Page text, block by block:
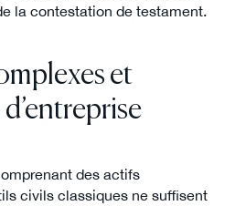
la contestation de testament.
et
des actifs
civils classiques ne suffisent